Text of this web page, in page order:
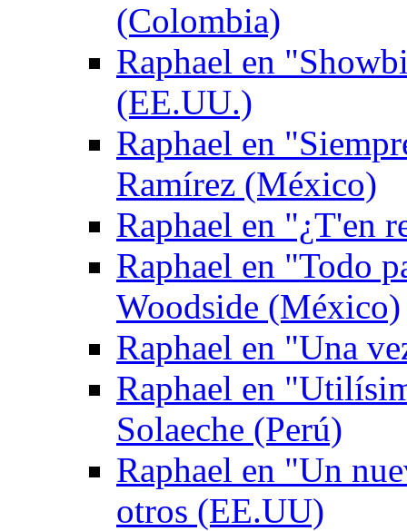
(Colombia)
Raphael en
(EE.UU.)
Raphael en
Ramírez (México)
Raphael en "¿T'en
Raphael en "Todo
Woodside (México)
Raphael en "Una
Raphael en
Solaeche (Perú)
Raphael en "Un
otros (EE.UU)